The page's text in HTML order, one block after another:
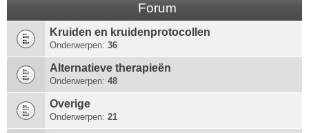
Forum
Kruiden en kruidenprotocollen
Onderwerpen: 36
Alternatieve therapieën
Onderwerpen: 48
Overige
Onderwerpen: 21